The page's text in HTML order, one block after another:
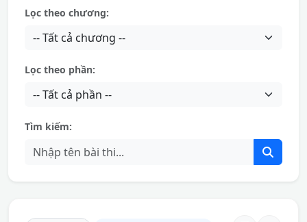
Lọc theo chương:
Lọc theo phần:
Tìm kiếm: